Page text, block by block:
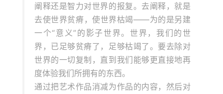
阐释还是智力对世界的报复。去阐释，就是
去使世界贫瘠，使世界枯竭——为的是另建
一个“意义”的影子世界。世界，我们的世
界，已足够贫瘠了，足够枯竭了。要去除对
世界的一切复制，直到我们能够更直接地再
度体验我们所拥有的东西。
通过把艺术作品消减为作品的内容，然后对